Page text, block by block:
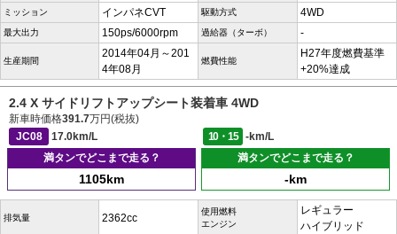
ミッション インパネCVT 駆動方式 4WD
最大出力 150ps/6000rpm 過給器（ターボ） -
生産期間
2014年04月～201
4年08月
燃費性能
H27年度燃費基準
+20%達成
2.4 X サイドリフトアップシート装着車 4WD
新車時価格391.7万円(税抜)
JC08
17.0km/L 10・15
-km/L
満タンでどこまで走る？
1105km
満タンでどこまで走る？
-km
排気量 2362cc
使用燃料
エンジン
レギュラー
ハイブリッド